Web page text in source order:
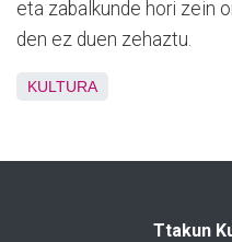
eta zabalkunde hori zein
den ez duen zehaztu.
KULTURA
Ttakun